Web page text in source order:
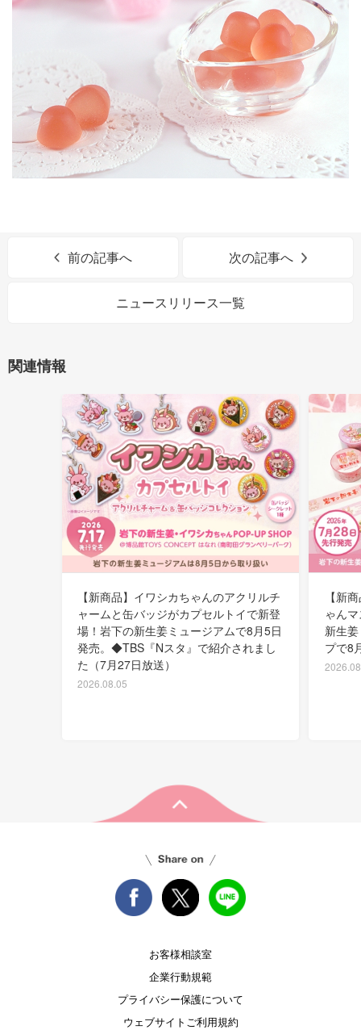
前の記事へ 次の記事へ
ニュースリリース一覧
関連情報
【新商品】イワシカちゃんのアクリルチ
ャームと缶バッジがカプセルトイで新登
場！岩下の新生姜ミュージアムで8月5日
発売。◆TBS『Nスタ』で紹介されまし
た（7月27日放送）
2026.08.05
【新
ゃん
新生
プで8
お客様相談室
企業行動規範
プライバシー保護について
ウェブサイトご利用規約